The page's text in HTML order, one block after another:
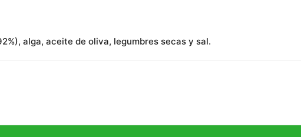
alga, aceite de oliva, legumbres secas y sal.